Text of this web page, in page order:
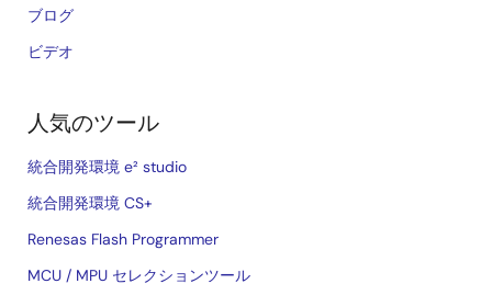
ブログ
ビデオ
人気のツール
統合開発環境 e² studio
統合開発環境 CS+
Renesas Flash Programmer
MCU / MPU セレクションツール